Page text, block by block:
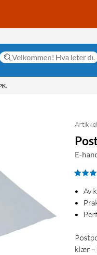
E-
Av
klær –